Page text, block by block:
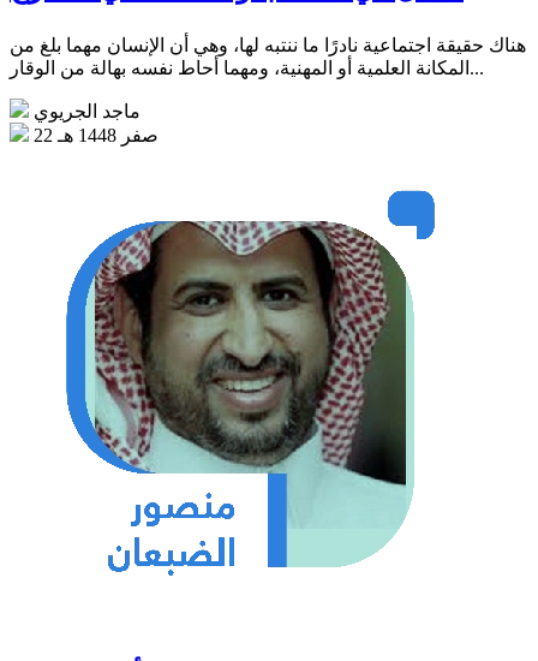
هناك حقيقة اجتماعية نادرًا ما ننتبه لها، وهي أن الإنسان مهما بلغ من
المكانة العلمية أو المهنية، ومهما أحاط نفسه بهالة من الوقار...
ماجد الجريوي
22 صفر 1448 هـ